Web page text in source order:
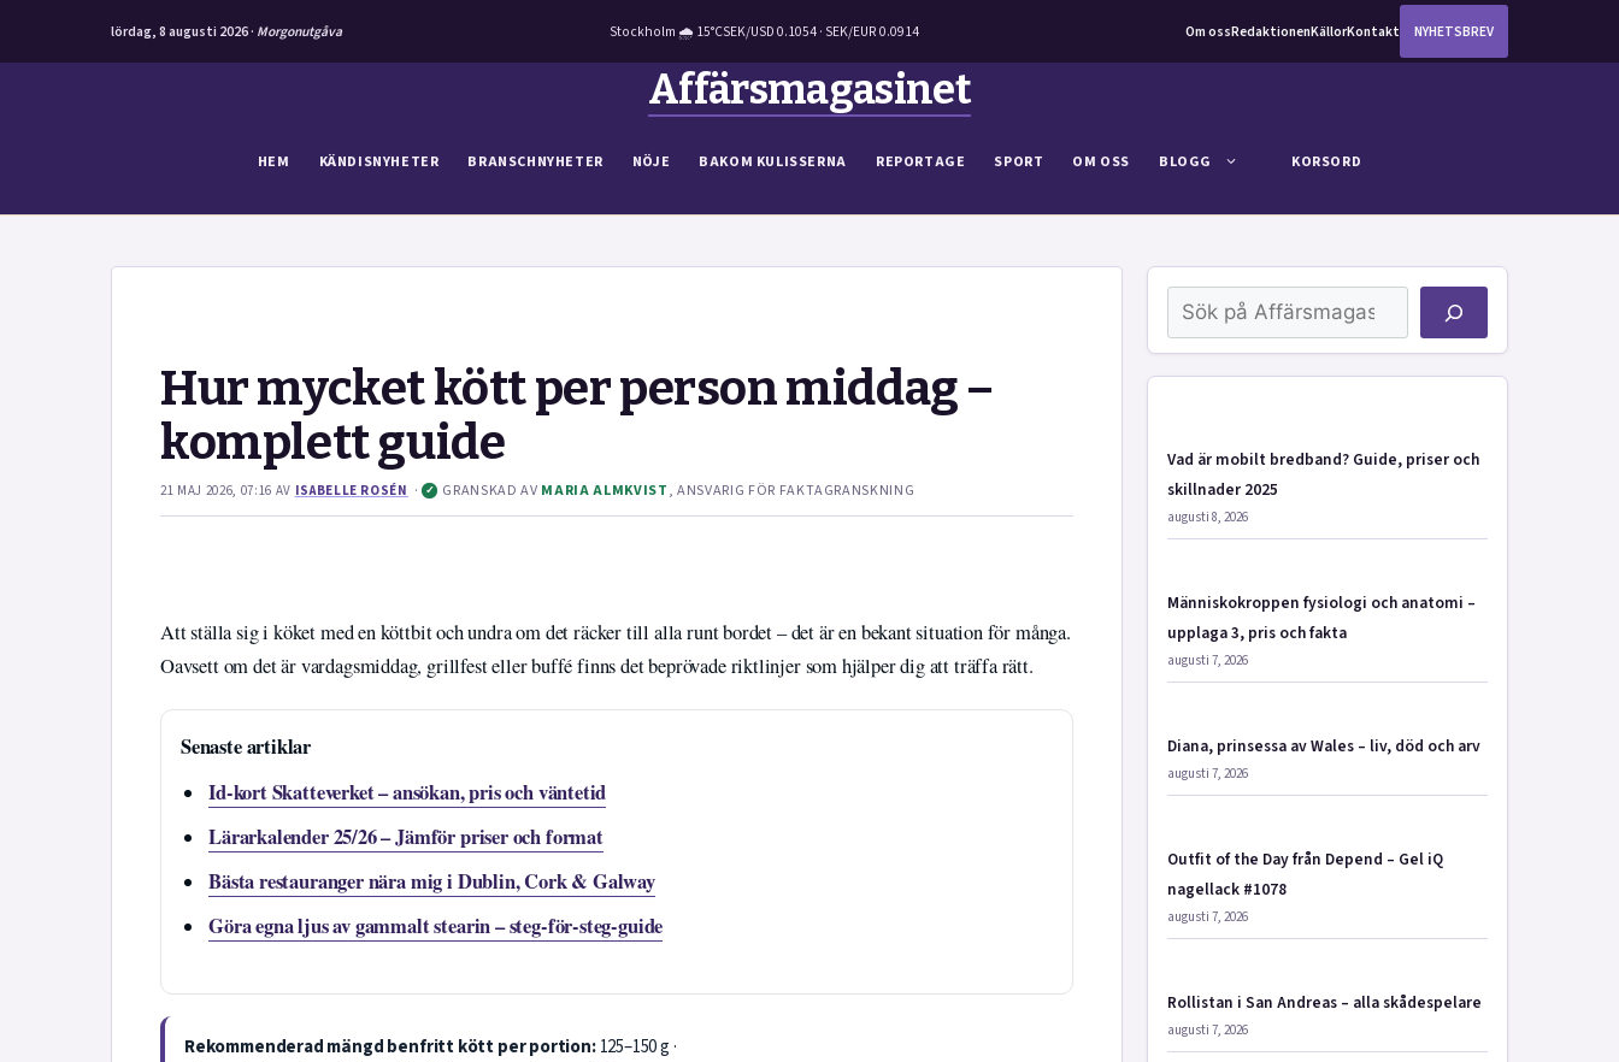
lördag, 8 augusti 2026 · Morgonutgåva Stockholm 🌧 15°CSEK/USD 0.1054 · SEK/EUR 0.0914 Om ossRedaktionenKällorKontakt NYHETSBREV
Affärsmagasinet
HEM KÄNDISNYHETER BRANSCHNYHETER NÖJE BAKOM KULISSERNA REPORTAGE SPORT OM OSS BLOGG KORSORD
Hur mycket kött per person middag –
komplett guide
21 MAJ 2026, 07:16 AV ISABELLE ROSÉN ·✓ GRANSKAD AV MARIA ALMKVIST, ANSVARIG FÖR FAKTAGRANSKNING
Att ställa sig i köket med en köttbit och undra om det räcker till alla runt bordet – det är en bekant situation för många.
Oavsett om det är vardagsmiddag, grillfest eller buffé finns det beprövade riktlinjer som hjälper dig att träffa rätt.
Senaste artiklar
Id-kort Skatteverket – ansökan, pris och väntetid
Lärarkalender 25/26 – Jämför priser och format
Bästa restauranger nära mig i Dublin, Cork & Galway
Göra egna ljus av gammalt stearin – steg-för-steg-guide
Rekommenderad mängd benfritt kött per portion:125–150 g ·
Sök
Vad är mobilt bredband? Guide, priser och
skillnader 2025
augusti 8, 2026
Människokroppen fysiologi och anatomi –
upplaga 3, pris och fakta
augusti 7, 2026
Diana, prinsessa av Wales – liv, död och arv
augusti 7, 2026
Outfit of the Day från Depend – Gel iQ
nagellack #1078
augusti 7, 2026
Rollistan i San Andreas – alla skådespelare
augusti 7, 2026